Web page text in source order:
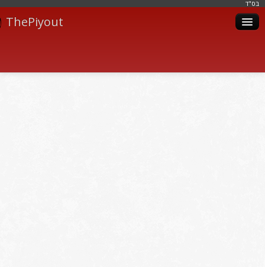
בּס"ד
ThePiyout